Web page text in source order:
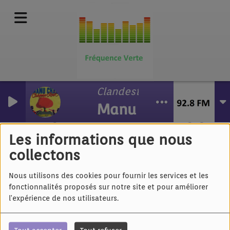
Les informations que nous
collectons
Nous utilisons des cookies pour fournir les services et les
fonctionnalités proposés sur notre site et pour améliorer
l'expérience de nos utilisateurs.
Clandestino feat. Calypso
Manu Chao &
ANTOINE ELIE - LA ROSE
ET L'ARMURE